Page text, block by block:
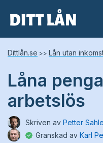
Lånetyper
Snabblån
Kontokredit
Privatlån
Dittlån.se >> Lån utan
Låna
arbetslös
Skriven av Petter
Granskad av Karl